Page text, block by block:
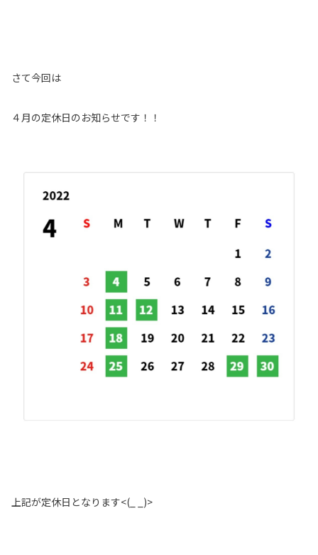
さて今回は
４月の定休日のお知らせです！！
上記が定休日となります<(_ _)>